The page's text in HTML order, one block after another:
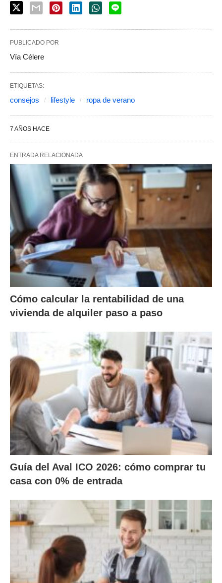
PUBLICADO POR
Vía Célere
ETIQUETAS:
consejos lifestyle ropa de verano
7 AÑOS HACE
ENTRADA RELACIONADA
Cómo calcular la rentabilidad de una
vivienda de alquiler paso a paso
Guía del Aval ICO 2026: cómo comprar tu
casa con 0% de entrada